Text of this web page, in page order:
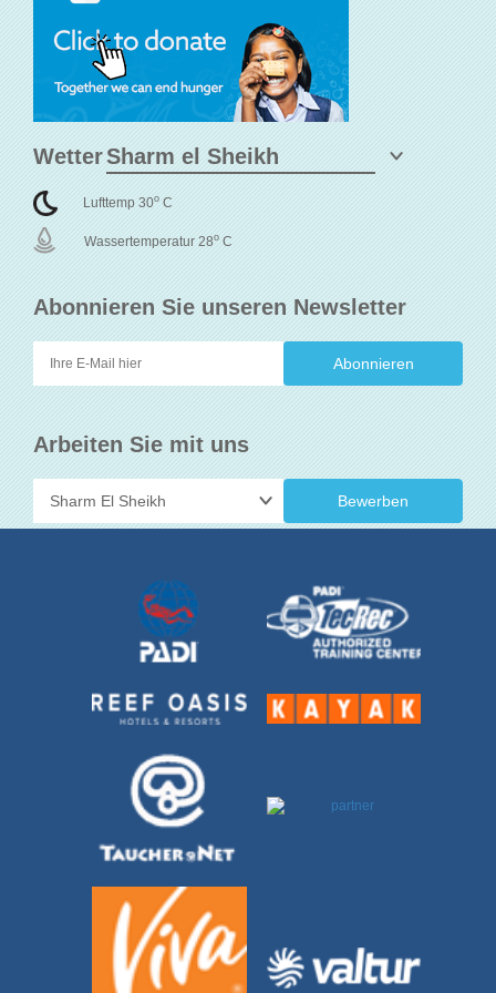
Abonnieren Sie unseren Newsletter
Arbeiten Sie mit uns
Bewerben
Wetter
Lufttemp 30o C
Wassertemperatur 28o C